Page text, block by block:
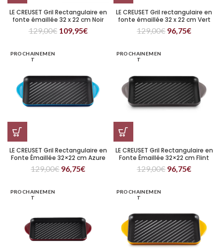
LE CREUSET Gril Rectangulaire en
fonte émaillée 32 x 22 cm Noir
Mat
129,00€ 109,95€
LE CREUSET Gril rectangulaire en
fonte émaillée 32 x 22 cm Vert
129,00€ 96,75€
PROCHAINEMEN
T
LE CREUSET Gril Rectangulaire en
Fonte Émaillée 32×22 cm Azure
129,00€ 96,75€
PROCHAINEMEN
T
LE CREUSET Gril Rectangulaire en
Fonte Émaillée 32×22 cm Flint
129,00€ 96,75€
PROCHAINEMEN
T
PROCHAINEMEN
T